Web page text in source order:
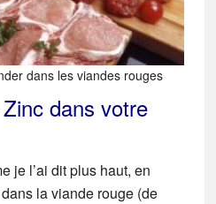
dans les viandes rouges
dans votre
je l’ai dit plus haut, en
la viande rouge (de